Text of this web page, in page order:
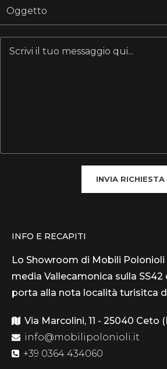
INVIA RICHIESTA
INFO E RECAPITI
Lo Showroom di Mobili Polonioli
media Vallecamonica sulla
porta alla nota località turisitca
Via Marcolini, 11 - 25040 Ceto
info@mobilipolonioli.it
+39 0364 434060